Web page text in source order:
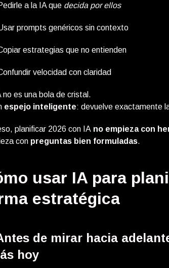
a la IA que decida por ellos
prompts genéricos sin contexto
estrategias que no entienden
velocidad con claridad
no es una bola de cristal.
espejo inteligente: devuelve exactamente
planificar 2026 con IA no empieza con
con preguntas bien formuladas.
usar IA para
estratégica
de mirar hacia
hoy